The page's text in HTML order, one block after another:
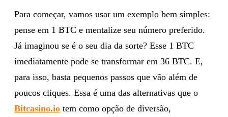
Para começar, vamos usar um exemplo bem simples:
pense em 1 BTC e mentalize seu número preferido.
Já imaginou se é o seu dia da sorte? Esse 1 BTC
imediatamente pode se transformar em 36 BTC. E,
para isso, basta pequenos passos que vão além de
poucos cliques. Essa é uma das alternativas que o
Bitcasino.io tem como opção de diversão,